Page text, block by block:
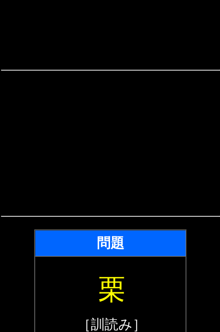
問題
栗
［訓読み］